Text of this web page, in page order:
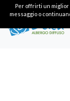
Per offrirti un miglior
messaggio o